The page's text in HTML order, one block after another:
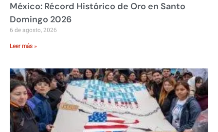
México: Récord Histórico de Oro en Santo
Domingo 2026
6 de agosto, 2026
Leer más »